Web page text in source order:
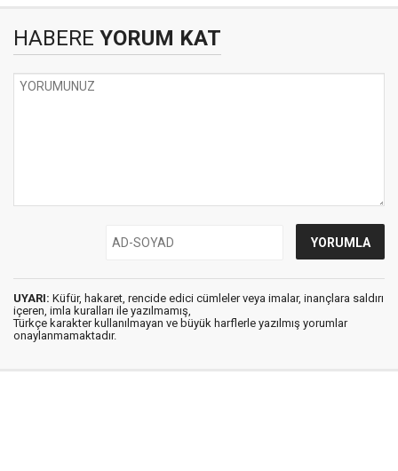
HABERE YORUM KAT
UYARI: Küfür, hakaret, rencide edici cümleler veya imalar, inançlara saldırı
içeren, imla kuralları ile yazılmamış,
Türkçe karakter kullanılmayan ve büyük harflerle yazılmış yorumlar
onaylanmamaktadır.